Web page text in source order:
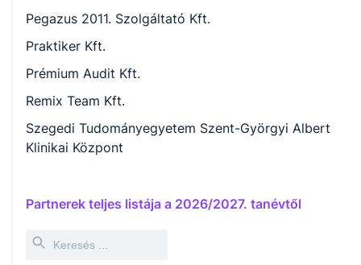
Pegazus 2011. Szolgáltató Kft.
Praktiker Kft.
Prémium Audit Kft.
Remix Team Kft.
Szegedi Tudományegyetem Szent-Györgyi Albert
Klinikai Központ
Partnerek teljes listája a 2026/2027. tanévtől